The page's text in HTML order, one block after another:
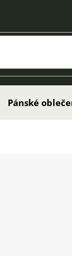
Pánské